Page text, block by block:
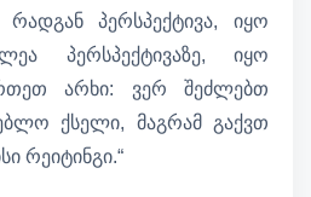
რადგან პერსპექტივა, იყო
პერსპექტივაზე, იყო
არხი: ვერ შეძლებთ
ქსელი, მაგრამ გაქვთ
რეიტინგი.“